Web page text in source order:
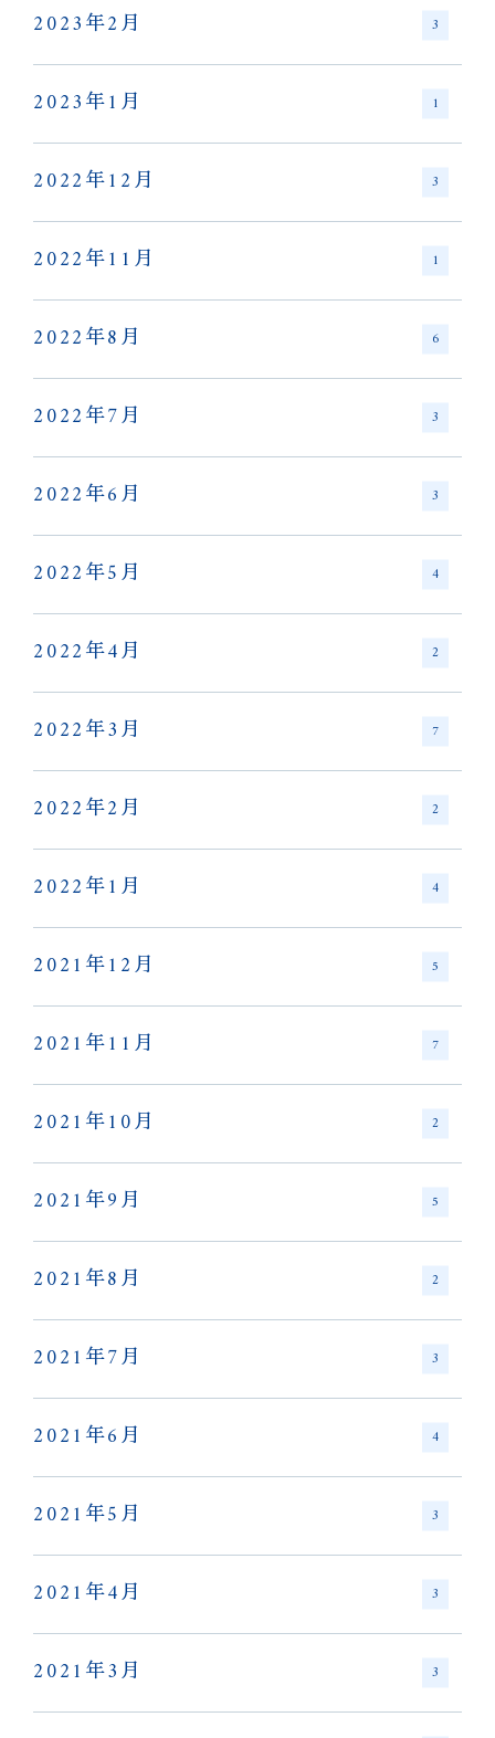
2023年2月 3
2023年1月 1
2022年12月 3
2022年11月 1
2022年8月 6
2022年7月 3
2022年6月 3
2022年5月 4
2022年4月 2
2022年3月 7
2022年2月 2
2022年1月 4
2021年12月 5
2021年11月 7
2021年10月 2
2021年9月 5
2021年8月 2
2021年7月 3
2021年6月 4
2021年5月 3
2021年4月 3
2021年3月 3